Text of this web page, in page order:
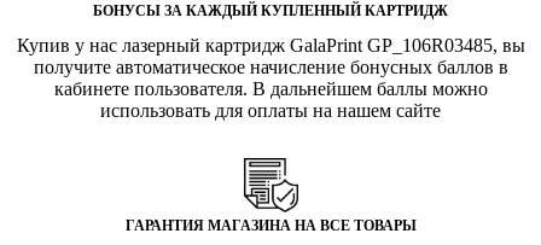
БОНУСЫ ЗА КАЖДЫЙ КУПЛЕННЫЙ КАРТРИДЖ
Купив у нас лазерный картридж GalaPrint GP_106R03485, вы
получите автоматическое начисление бонусных баллов в
кабинете пользователя. В дальнейшем баллы можно
использовать для оплаты на нашем сайте
ГАРАНТИЯ МАГАЗИНА НА ВСЕ ТОВАРЫ